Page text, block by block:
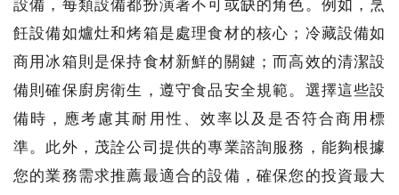
設備，每類設備都扮演著不可或缺的角色。例如，烹
飪設備如爐灶和烤箱是處理食材的核心；冷藏設備如
商用冰箱則是保持食材新鮮的關鍵；而高效的清潔設
備則確保廚房衛生，遵守食品安全規範。選擇這些設
備時，應考慮其耐用性、效率以及是否符合商用標
準。此外，茂詮公司提供的專業諮詢服務，能夠根據
您的業務需求推薦最適合的設備，確保您的投資最大